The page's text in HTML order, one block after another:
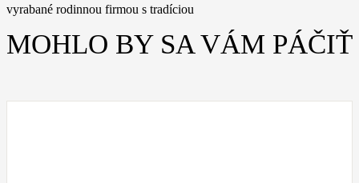
vyrabané rodinnou firmou s tradíciou
MOHLO BY SA VÁM PÁČIŤ